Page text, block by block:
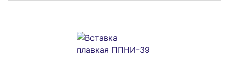
Реле напряжения OptiRel D PVС-32 с ЖК-